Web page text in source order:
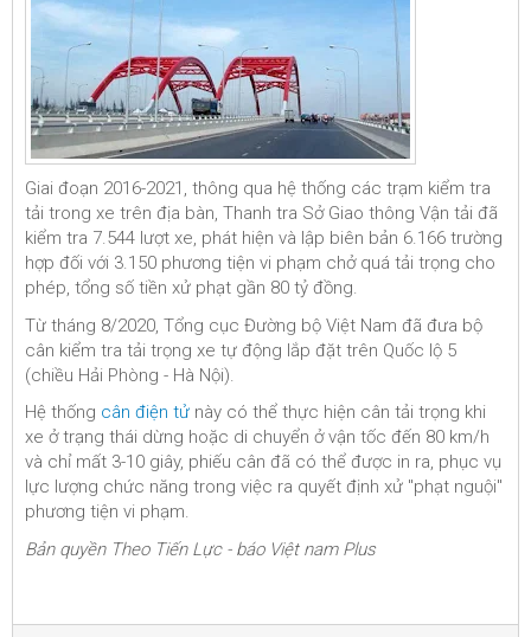
Giai đoạn 2016-2021, thông qua hệ thống các trạm kiểm tra
tải trong xe trên địa bàn, Thanh tra Sở Giao thông Vận tải đã
kiểm tra 7.544 lượt xe, phát hiện và lập biên bản 6.166 trường
hợp đối với 3.150 phương tiện vi phạm chở quá tải trọng cho
phép, tổng số tiền xử phạt gần 80 tỷ đồng.
Từ tháng 8/2020, Tổng cục Đường bộ Việt Nam đã đưa bộ
cân kiểm tra tải trọng xe tự động lắp đặt trên Quốc lộ 5
(chiều Hải Phòng - Hà Nội).
Hệ thống cân điện tử này có thể thực hiện cân tải trọng khi
xe ở trạng thái dừng hoặc di chuyển ở vận tốc đến 80 km/h
và chỉ mất 3-10 giây, phiếu cân đã có thể được in ra, phục vụ
lực lượng chức năng trong việc ra quyết định xử "phạt nguội"
phương tiện vi phạm.
Bản quyền Theo Tiến Lực - báo Việt nam Plus